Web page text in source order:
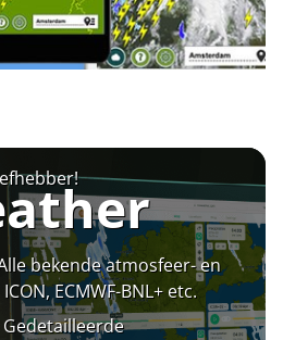
bekende atmosfeer- en
ECMWF-BNL+ etc.
Gedetailleerde